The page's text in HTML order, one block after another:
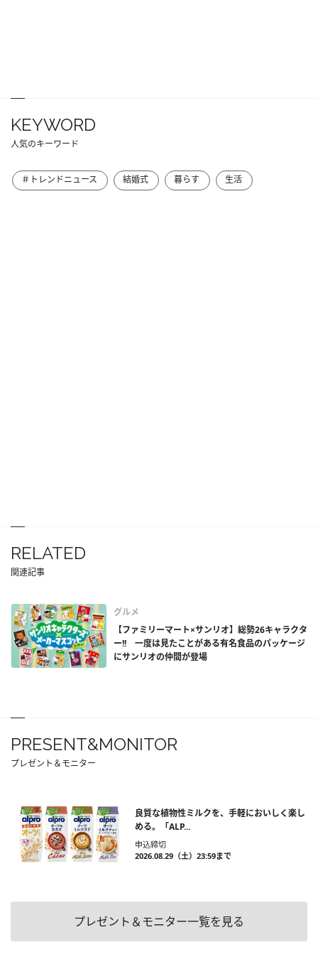
KEYWORD
人気のキーワード
＃トレンドニュース 結婚式 暮らす 生活
RELATED
関連記事
グルメ
【ファミリーマート×サンリオ】総勢26キャラクタ
ー!! 一度は見たことがある有名食品のパッケージ
にサンリオの仲間が登場
PRESENT&MONITOR
プレゼント＆モニター
良質な植物性ミルクを、手軽においしく楽し
める。「ALP...
申込締切
2026.08.29（土）23:59まで
プレゼント＆モニター一覧を見る